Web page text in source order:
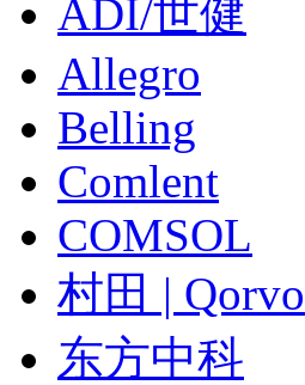
ADI/世健
Allegro
Belling
Comlent
COMSOL
村田 | Qorvo
东方中科